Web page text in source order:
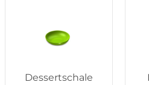
Dessertschale